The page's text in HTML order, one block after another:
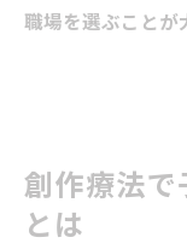
職場を選ぶことが
創作療法
とは